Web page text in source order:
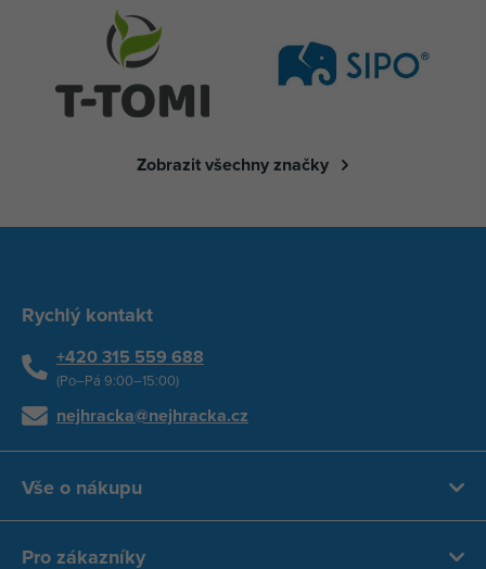
Zobrazit všechny značky
Rychlý kontakt
+420 315 559 688
(Po–Pá 9:00–15:00)
nejhracka@nejhracka.cz
Vše o nákupu
Pro zákazníky